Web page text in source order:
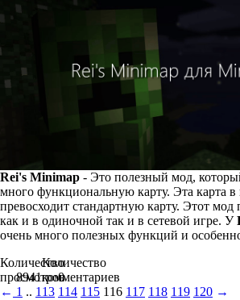
Rei's Minimap - Это полезный мод,
много функциональную карту. Эта карта в
превосходит стандартную карту. Этот мод
как и в одиночной так и в сетевой игре. У
очень много полезных функций и
Количество
просмотров
8941
Количество
комментариев
0
← 1 .. 113 114 115 116 117 118 119 120 →